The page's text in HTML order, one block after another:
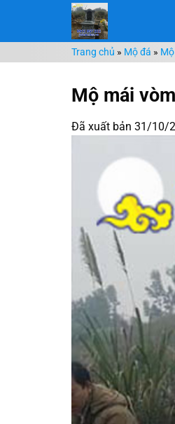
nội
dung
Trang chủ » Mộ đá »
Mộ mái vòm
Đã xuất bản 31/10/